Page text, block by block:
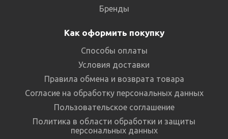
Бренды
Как оформить покупку
Способы оплаты
Условия доставки
Правила обмена и возврата товара
Согласие на обработку персональных данных
Пользовательское соглашение
Политика в области обработки и защиты
персональных данных